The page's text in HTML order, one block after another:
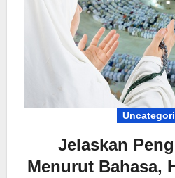
Jelaskan
Menurut Bahasa,